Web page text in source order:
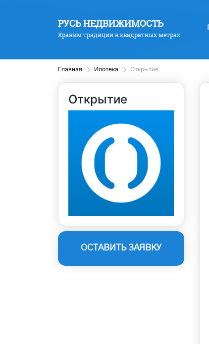
РУСЬ НЕДВИЖИМОСТЬ
Храним традиции в квадратных метрах
Главная Ипотека Открытие
Открытие
ОСТАВИТЬ ЗАЯВКУ